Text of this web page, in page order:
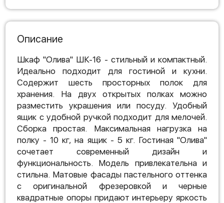
Описание
Шкаф "Олива" ШК-16 - стильный и компактный.
Идеально подходит для гостиной и кухни.
Содержит шесть просторных полок для
хранения. На двух открытых полках можно
разместить украшения или посуду. Удобный
ящик с удобной ручкой подходит для мелочей.
Сборка простая. Максимальная нагрузка на
полку - 10 кг, на ящик - 5 кг. Гостиная "Олива"
сочетает современный дизайн и
функциональность. Модель привлекательна и
стильна. Матовые фасады пастельного оттенка
с оригинальной фрезеровкой и черные
квадратные опоры придают интерьеру яркость